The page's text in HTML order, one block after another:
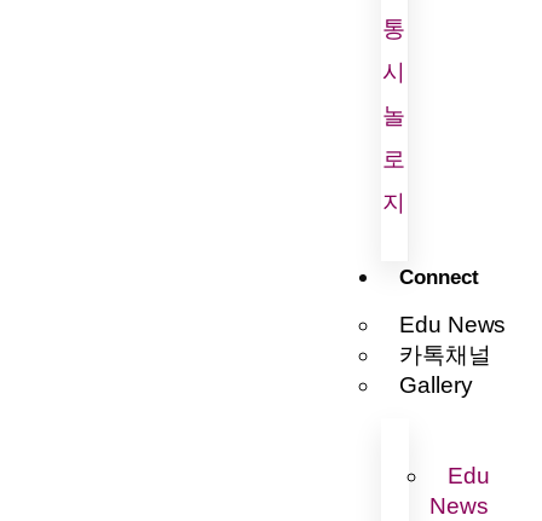
통
시
놀
로
지
Connect
Edu News
카톡채널
Gallery
Edu
News